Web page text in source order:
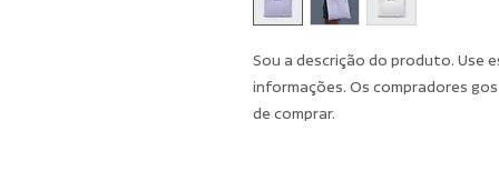
Sou a descrição do produto. Use
informações. Os compradores
de comprar.